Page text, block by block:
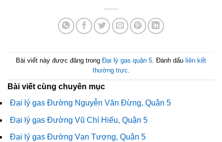
Bài viết này được đăng trong Đại lý gas quận 5. Đánh dấu liên kết
thường trực.
Bài viết cùng chuyên mục
Đại lý gas Đường Nguyễn Văn Đừng, Quận 5
Đại lý gas Đường Vũ Chí Hiếu, Quận 5
Đại lý gas Đường Vạn Tượng, Quận 5